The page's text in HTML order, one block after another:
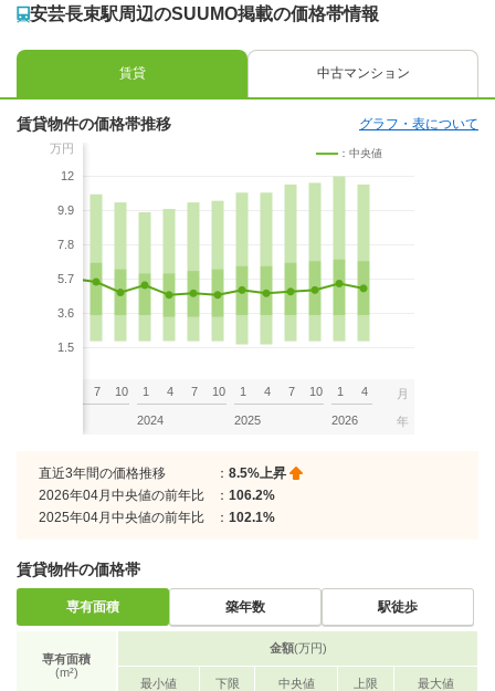
安芸長束駅周辺のSUUMO掲載の価格帯情報
賃貸 中古マンション
賃貸物件の価格帯推移 グラフ・表について
万円
12
9.9
7.8
5.7
3.6
1.5
：中央値
7 10 1 4 7 10
2024
1 4 7 10
2025
1 4
2026
月
年
直近3年間の価格推移 ： 8.5%上昇
2026年04月中央値の前年比
： 106.2%
2025年04月中央値の前年比
： 102.1%
賃貸物件の価格帯
専有面積 築年数 駅徒歩
専有面積
(m²)
金額(万円)
最小値 下限 中央値 上限 最大値